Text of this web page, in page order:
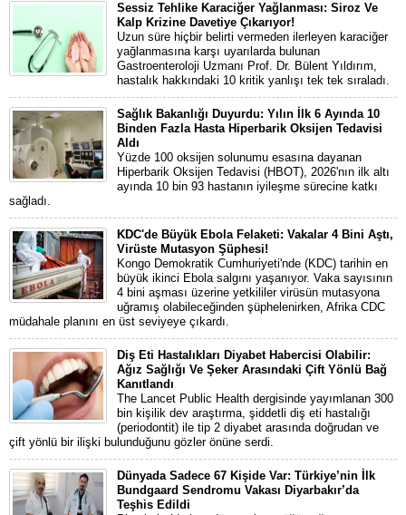
Sessiz Tehlike Karaciğer Yağlanması: Siroz Ve
Kalp Krizine Davetiye Çıkarıyor!
Uzun süre hiçbir belirti vermeden ilerleyen karaciğer
yağlanmasına karşı uyarılarda bulunan
Gastroenteroloji Uzmanı Prof. Dr. Bülent Yıldırım,
hastalık hakkındaki 10 kritik yanlışı tek tek sıraladı.
Sağlık Bakanlığı Duyurdu: Yılın İlk 6 Ayında 10
Binden Fazla Hasta Hiperbarik Oksijen Tedavisi
Aldı
Yüzde 100 oksijen solunumu esasına dayanan
Hiperbarik Oksijen Tedavisi (HBOT), 2026'nın ilk altı
ayında 10 bin 93 hastanın iyileşme sürecine katkı
sağladı.
KDC'de Büyük Ebola Felaketi: Vakalar 4 Bini Aştı,
Virüste Mutasyon Şüphesi!
Kongo Demokratik Cumhuriyeti'nde (KDC) tarihin en
büyük ikinci Ebola salgını yaşanıyor. Vaka sayısının
4 bini aşması üzerine yetkililer virüsün mutasyona
uğramış olabileceğinden şüphelenirken, Afrika CDC
müdahale planını en üst seviyeye çıkardı.
Diş Eti Hastalıkları Diyabet Habercisi Olabilir:
Ağız Sağlığı Ve Şeker Arasındaki Çift Yönlü Bağ
Kanıtlandı
The Lancet Public Health dergisinde yayımlanan 300
bin kişilik dev araştırma, şiddetli diş eti hastalığı
(periodontit) ile tip 2 diyabet arasında doğrudan ve
çift yönlü bir ilişki bulunduğunu gözler önüne serdi.
Dünyada Sadece 67 Kişide Var: Türkiye’nin İlk
Bundgaard Sendromu Vakası Diyarbakır’da
Teşhis Edildi